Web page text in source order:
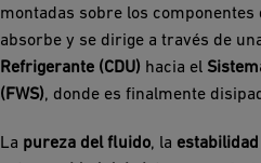
montadas sobre los
absorbe y se dirige a través de
Refrigerante (CDU) hacia el
(FWS), donde es finalmente
La pureza del fluido, la